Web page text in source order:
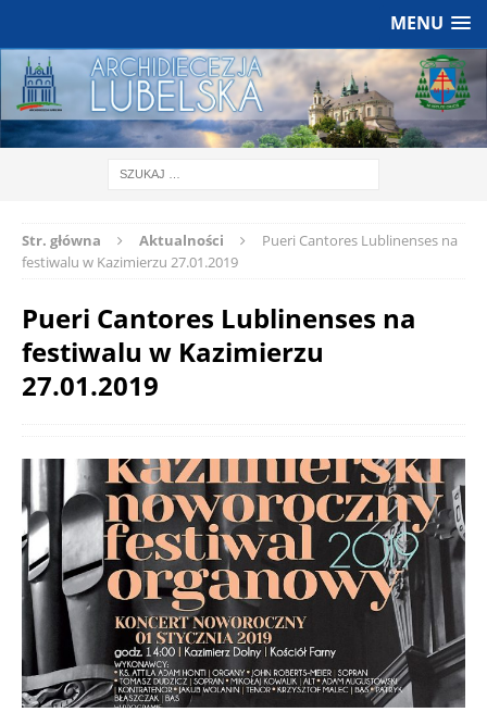
MENU
Str. główna Aktualności
Pueri Cantores Lublinenses na
festiwalu w Kazimierzu 27.01.2019
Pueri Cantores Lublinenses na
festiwalu w Kazimierzu
27.01.2019